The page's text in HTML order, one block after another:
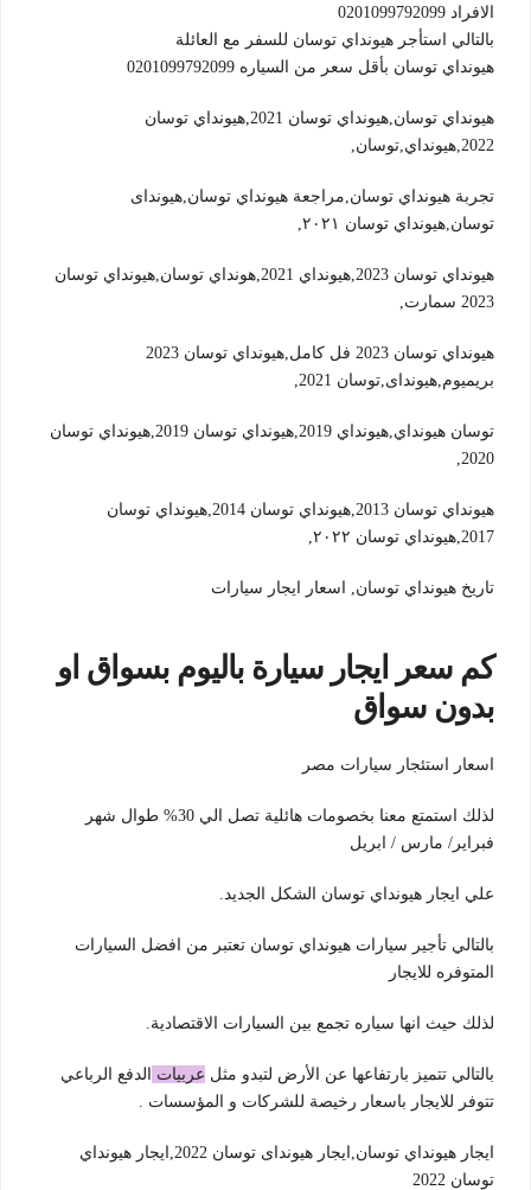
الافراد 0201099792099
بالتالي استأجر هيونداي توسان للسفر مع العائلة
هيونداي توسان بأقل سعر من السياره 0201099792099
هيونداي توسان,هيونداي توسان 2021,هيونداي توسان
2022,هيونداي,توسان,
تجربة هيونداي توسان,مراجعة هيونداي توسان,هيونداى
توسان,هيونداي توسان ٢٠٢١,
هيونداي توسان 2023,هيونداي 2021,هونداي توسان,هيونداي توسان
2023 سمارت,
هيونداي توسان 2023 فل كامل,هيونداي توسان 2023
بريميوم,هيونداى,توسان 2021,
توسان هيونداي,هيونداي 2019,هيونداي توسان 2019,هيونداي توسان
2020,
هيونداي توسان 2013,هيونداي توسان 2014,هيونداي توسان
2017,هيونداي توسان ٢٠٢٢,
تاريخ هيونداي توسان, اسعار ايجار سيارات
كم سعر ايجار سيارة باليوم بسواق او
بدون سواق
اسعار استئجار سيارات مصر
لذلك استمتع معنا بخصومات هائلية تصل الي 30% طوال شهر
فبراير/ مارس / ابريل
علي ايجار هيونداي توسان الشكل الجديد.
بالتالي تأجير سيارات هيونداي توسان تعتبر من افضل السيارات
المتوفره للايجار
لذلك حيث انها سياره تجمع بين السيارات الاقتصادية.
بالتالي تتميز بارتفاعها عن الأرض لتبدو مثل عربيات
الدفع الرباعي
تتوفر للايجار باسعار رخيصة للشركات و المؤسسات .
ايجار هيونداي توسان,ايجار هيونداى توسان 2022,ايجار هيونداي
توسان 2022